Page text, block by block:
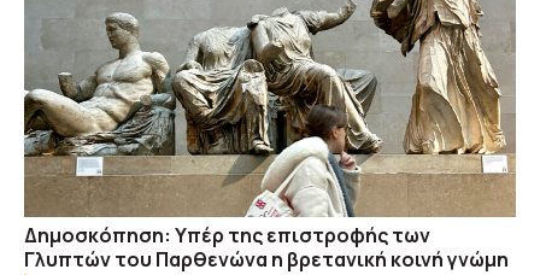
Δημοσκόπηση: Υπέρ της επιστροφής των
Γλυπτών του Παρθενώνα η βρετανική κοινή γνώμη